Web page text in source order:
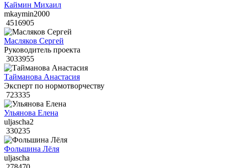
Каймин Михаил
mkaymin2000
4516905
Масляков Сергей
Руководитель проекта
3033955
Тайманова Анастасия
Эксперт по нормотворчеству
723335
Ульянова Елена
uljascha2
330235
Фольшина Лёля
uljascha